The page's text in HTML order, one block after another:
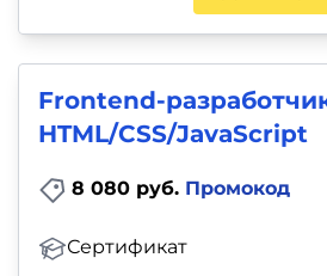
Frontend-
HTML/CSS/JavaScript
8 080 руб. Промокод
Сертификат